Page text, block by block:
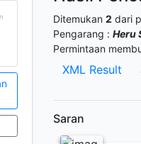
Ditemukan 2 dari
Pengarang : Heru
Permintaan
XML Result
Saran